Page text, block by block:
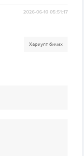
2026-06-10 05:51:17
Хариулт бичих